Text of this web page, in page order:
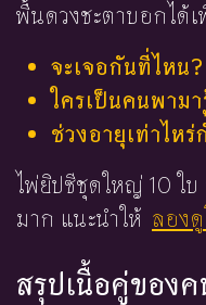
พื้นดวงชะตาบอกได้
จะเจอกันที่ไหน?
ใครเป็นคนพาม
ช่วงอายุเท่าไห
ไพ่ยิปซีชุดใหญ่ 10 ใ
มาก แนะนำให้ ลองดู
สรุปเนื้อคู่ของ